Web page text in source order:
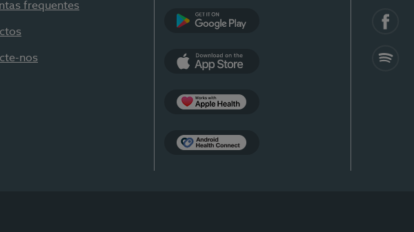
frequentes
nos